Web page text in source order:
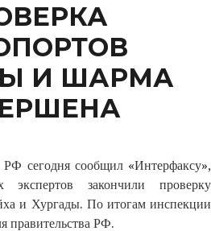
И ШАРМА
РФ сегодня сообщил «Интерфаксу»,
закончили проверку
и Хургады. По итогам инспекции
правительства РФ.